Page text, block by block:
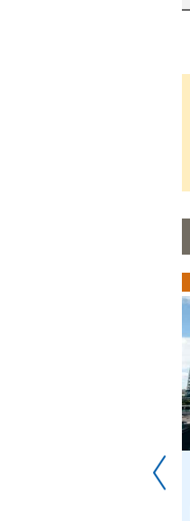
田FRIENDSⅦ 五反田